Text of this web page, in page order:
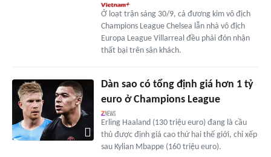
Ở loạt trận sáng 30/9, cả đương kim vô địch
Champions League Chelsea lẫn nhà vô địch
Europa League Villarreal đều phải đón nhận
thất bại trên sân khách.
Dàn sao có tổng định giá hơn 1 tỷ
euro ở Champions League
Erling Haaland (130 triệu euro) đang là cầu
thủ được định giá cao thứ hai thế giới, chỉ xếp
sau Kylian Mbappe (160 triệu euro).